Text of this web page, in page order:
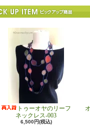
トゥーオヤのリーフ
ネックレス-003
6,500円(税込)